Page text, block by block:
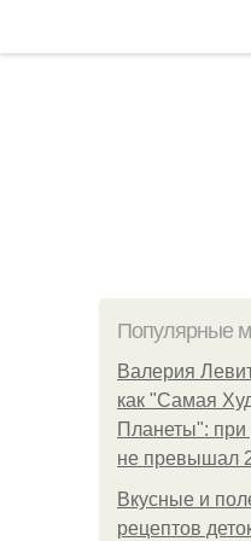
Популярные
Валерия
как "Самая
Планеты": при
не превышал
Вкусные и
рецептов